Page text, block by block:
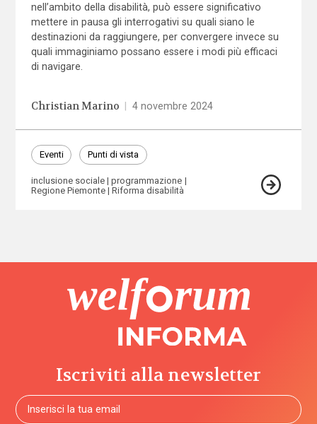
nell’ambito della disabilità, può essere significativo
mettere in pausa gli interrogativi su quali siano le
destinazioni da raggiungere, per convergere invece su
quali immaginiamo possano essere i modi più efficaci
di navigare.
Christian Marino 4 novembre 2024
Eventi Punti di vista
inclusione sociale
programmazione
Regione Piemonte
Riforma disabilità
Iscriviti alla newsletter